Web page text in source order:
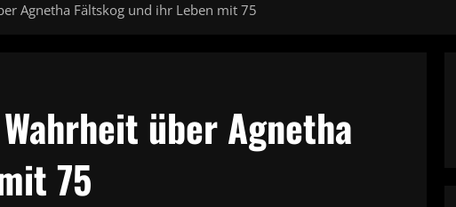
Agnetha Fältskog und ihr Leben mit 75
über Agnetha
75